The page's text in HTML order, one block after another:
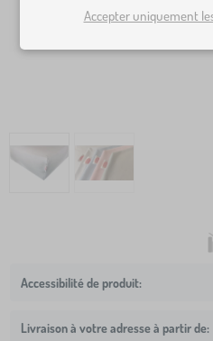
Livraison à votre adresse à partir de:
Accepter uniquement